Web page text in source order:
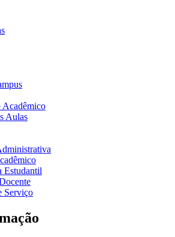
Acadêmico
Aulas
Estudantil
Serviço